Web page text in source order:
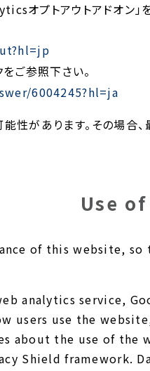
オプトアウトアドオン
ご参照下さい。
6004245?hl=ja
性があります。その場合
Use
of this website,
analytics service,
users use the
about the use of
Shield framework.